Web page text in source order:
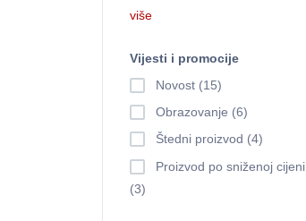
više
Vijesti i promocije
Novost (15)
Obrazovanje (6)
Štedni proizvod (4)
Proizvod po sniženoj cijeni
(3)